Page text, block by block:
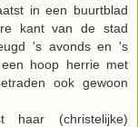
in een buurtblad
kant van de stad
's avonds en 's
hoop herrie met
ook gewoon
haar (christelijke)